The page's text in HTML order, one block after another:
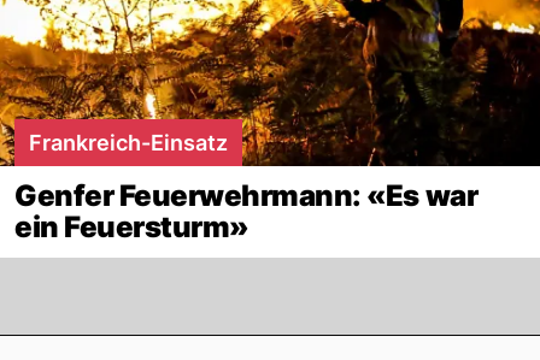
Frankreich-Einsatz
Genfer Feuerwehrmann: «Es war
ein Feuersturm»